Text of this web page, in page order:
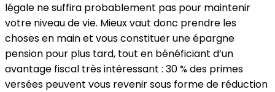
légale ne suffira probablement pas pour maintenir
votre niveau de vie. Mieux vaut donc prendre les
choses en main et vous constituer une épargne
pension pour plus tard, tout en bénéficiant d’un
avantage fiscal très intéressant : 30 % des primes
versées peuvent vous revenir sous forme de réduction